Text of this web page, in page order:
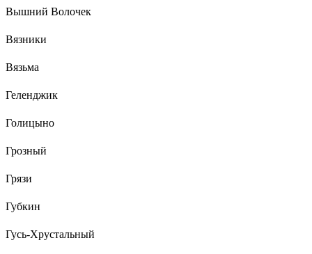
Вышний Волочек
Вязники
Вязьма
Геленджик
Голицыно
Грозный
Грязи
Губкин
Гусь-Хрустальный